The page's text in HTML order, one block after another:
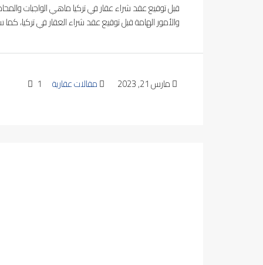
قبل توقيع عقد شراء عقار في تركيا ماهي الواجبات
والأمور الهامة قبل توقيع عقد شراء العقار في تركيا، كما
مارس 21, 2023 مقالات عقارية 1